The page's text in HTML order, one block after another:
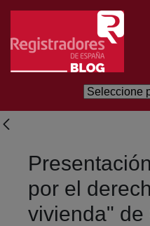
Eduki nagusira joan
por el
vivienda" de